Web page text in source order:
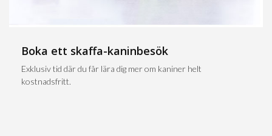
Boka ett skaffa-kaninbesök
Exklusiv tid där du får lära dig mer om kaniner helt
kostnadsfritt.